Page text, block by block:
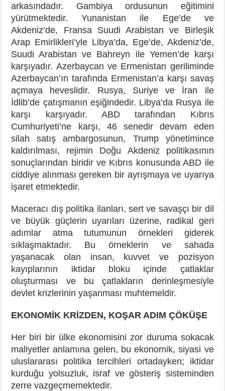
arkasındadır. Gambiya ordusunun eğitimini
yürütmektedir. Yunanistan ile Ege’de ve
Akdeniz’de, Fransa Suudi Arabistan ve Birleşik
Arap Emirlikleri’yle Libya’da, Ege’de, Akdeniz’de,
Suudi Arabistan ve Bahreyn ile Yemen’de karşı
karşıyadır. Azerbaycan ve Ermenistan geriliminde
Azerbaycan’ın tarafında Ermenistan’a karşı savaş
açmaya heveslidir. Rusya, Suriye ve İran ile
İdlib’de çatışmanın eşiğindedir. Libya’da Rusya ile
karşı karşıyadır. ABD tarafından Kıbrıs
Cumhuriyeti’ne karşı, 46 senedir devam eden
silah satış ambargosunun, Trump yönetimince
kaldırılması, rejimin Doğu Akdeniz politikasının
sonuçlarından biridir ve Kıbrıs konusunda ABD ile
ciddiye alınması gereken bir ayrışmaya ve uyarıya
işaret etmektedir.
Maceracı dış politika ilanları, sert ve savaşçı bir dil
ve büyük güçlerin uyarıları üzerine, radikal geri
adımlar atma tutumunun örnekleri giderek
sıklaşmaktadır. Bu örneklerin ve sahada
yaşanacak olan insan, kuvvet ve pozisyon
kayıplarının iktidar bloku içinde çatlaklar
oluşturması ve bu çatlakların derinleşmesiyle
devlet krizlerinin yaşanması muhtemeldir.
EKONOMİK KRİZDEN, KOŞAR ADIM ÇÖKÜŞE
Her biri bir ülke ekonomisini zor duruma sokacak
maliyetler anlamına gelen, bu ekonomik, siyasi ve
uluslararası politika tercihleri ortadayken; iktidar
kurduğu yolsuzluk, israf ve gösteriş sisteminden
zerre vazgeçmemektedir.